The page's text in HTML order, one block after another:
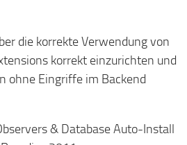
die korrekte Verwendung von
korrekt einzurichten und
ohne Eingriffe im Backend
& Database Auto-Install